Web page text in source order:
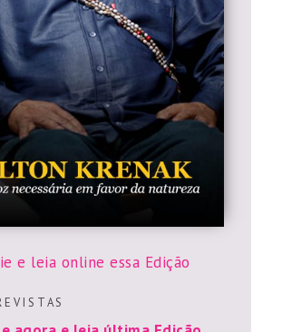
e leia online essa Edição
V I S T A S